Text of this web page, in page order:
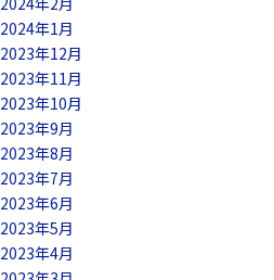
2024年1月
2023年12月
2023年11月
2023年10月
2023年9月
2023年8月
2023年7月
2023年6月
2023年5月
2023年4月